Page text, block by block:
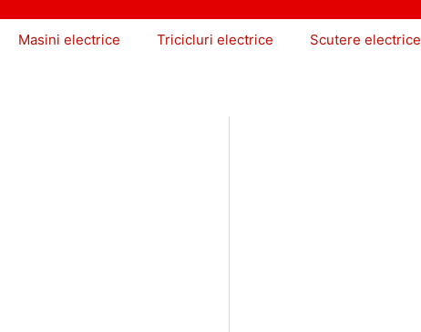
Masini electrice Tricicluri electrice Scutere electrice